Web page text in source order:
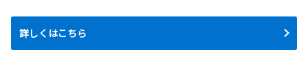
詳しくはこちら